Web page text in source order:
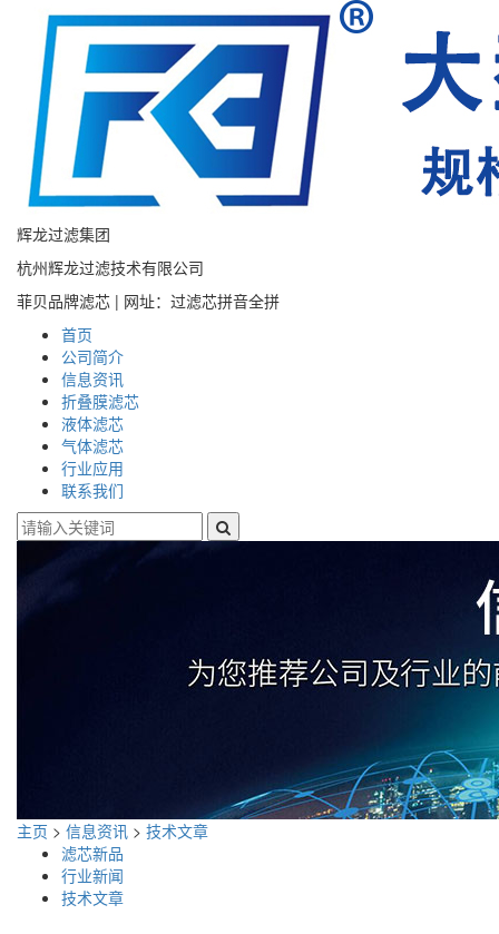
辉龙过滤集团
杭州辉龙过滤技术有限公司
菲贝品牌滤芯 | 网址：过滤芯拼音全拼
首页
公司简介
信息资讯
折叠膜滤芯
液体滤芯
气体滤芯
行业应用
联系我们
主页 > 信息资讯 > 技术文章
滤芯新品
行业新闻
技术文章